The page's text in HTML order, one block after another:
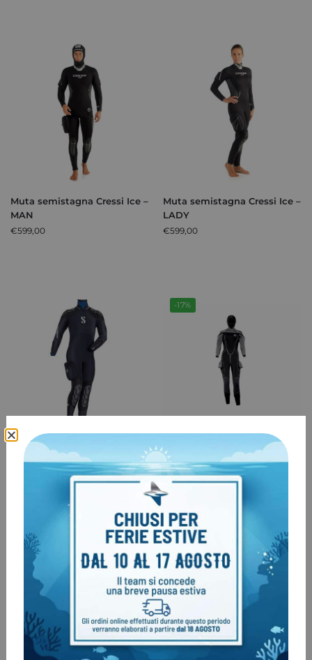
Muta semistagna Cressi Ice –
MAN
€599,00
Muta semistagna Cressi Ice –
LADY
€599,00
Muta Semistagna Scubapro
Nova Scotia 7.5mm
-17%
Muta Apeks ThermiQ 8/7mm
– LADY
€769,00 €639,00
-17%